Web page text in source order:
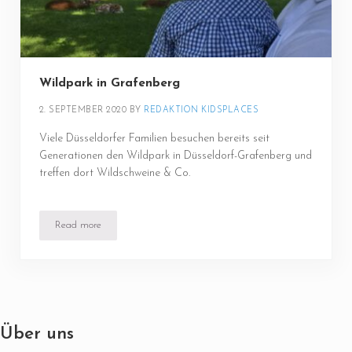
Wildpark in Grafenberg
2. SEPTEMBER 2020 BY REDAKTION KIDSPLACES
Viele Düsseldorfer Familien besuchen bereits seit
Generationen den Wildpark in Düsseldorf-Grafenberg und
treffen dort Wildschweine & Co.
Read moreWildpark in Grafenberg
Über uns